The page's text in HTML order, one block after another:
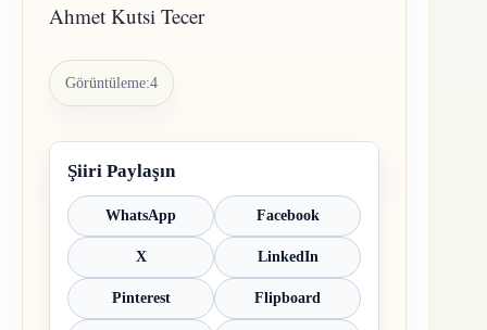
Ahmet Kutsi Tecer
Görüntüleme:4
Şiiri Paylaşın
WhatsApp Facebook
X LinkedIn
Pinterest Flipboard